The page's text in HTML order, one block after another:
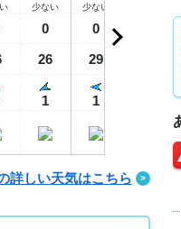
少ない
0
26
1
少ない
0
29
1
詳しい天気はこちら